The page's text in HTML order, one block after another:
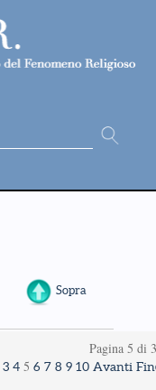
Sopra
Pagina 5 di
3 4 5 6 7 8 9 10 Avanti